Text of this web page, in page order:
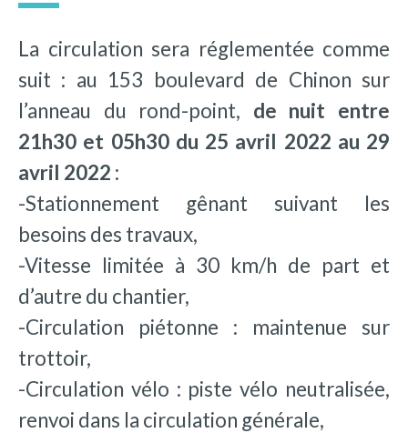
La circulation sera réglementée comme
suit : au 153 boulevard de Chinon sur
l’anneau du rond-point, de nuit entre
21h30 et 05h30 du 25 avril 2022 au 29
avril 2022 :
-Stationnement gênant suivant les
besoins des travaux,
-Vitesse limitée à 30 km/h de part et
d’autre du chantier,
-Circulation piétonne : maintenue sur
trottoir,
-Circulation vélo : piste vélo neutralisée,
renvoi dans la circulation générale,